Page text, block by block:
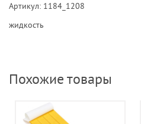
Артикул: 1184_1208
жидкость
Похожие товары